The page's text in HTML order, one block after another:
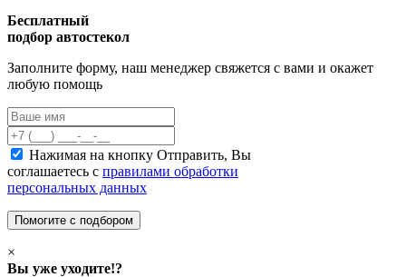
Бесплатный
подбор автостекол
Заполните форму, наш менеджер свяжется с вами и окажет
любую помощь
Нажимая на кнопку Отправить, Вы
соглашаетесь с правилами обработки
персональных данных
×
Вы уже уходите!?